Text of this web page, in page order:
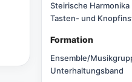
Steirische Harmonika
Tasten- und
Formation
Ensemble/
Unterhaltungsband